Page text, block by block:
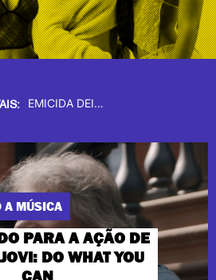
REVOLUÇÃO NO
RICO DALASAM TRAZ UM BANHO DE “ALÍVIO” NOS ENCONTROS DDGA
A MÚSICA
PARA A AÇÃO DE
DO WHAT YOU
CAN